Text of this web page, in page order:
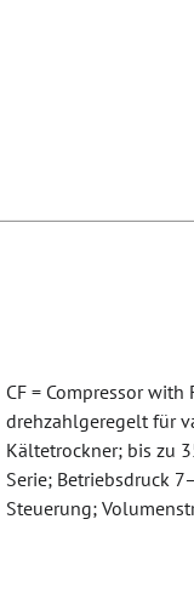
CF = Compressor
drehzahlgeregelt für
Kältetrockner; bis zu
Serie; Betriebsdruck
Steuerung;